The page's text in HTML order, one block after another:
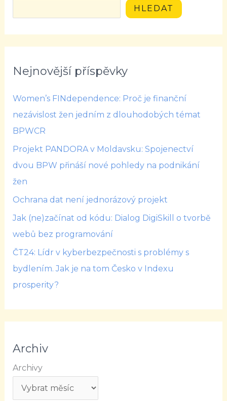
HLEDAT
Nejnovější příspěvky
Women’s FINdependence: Proč je finanční
nezávislost žen jedním z dlouhodobých témat
BPWCR
Projekt PANDORA v Moldavsku: Spojenectví
dvou BPW přináší nové pohledy na podnikání
žen
Ochrana dat není jednorázový projekt
Jak (ne)začínat od kódu: Dialog DigiSkill o tvorbě
webů bez programování
ČT24: Lídr v kyberbezpečnosti s problémy s
bydlením. Jak je na tom Česko v Indexu
prosperity?
Archiv
Archivy